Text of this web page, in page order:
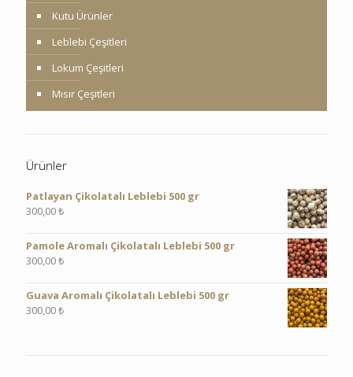
Kutu Ürünler
Leblebi Çeşitleri
Lokum Çeşitleri
Mısır Çeşitleri
Ürünler
Patlayan Çikolatalı Leblebi 500 gr
300,00₺
Pamole Aromalı Çikolatalı Leblebi 500 gr
300,00₺
Guava Aromalı Çikolatalı Leblebi 500 gr
300,00₺